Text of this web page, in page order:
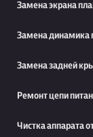
Замена экрана
Замена динамика
Замена задней
Ремонт цепи
Чистка аппарата